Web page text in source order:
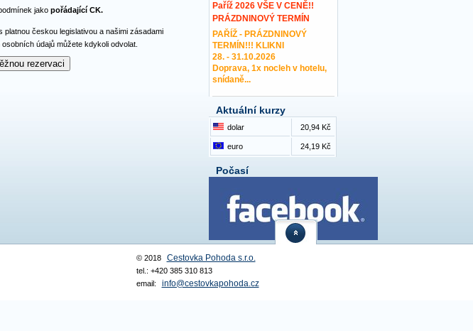
jako pořádající CK.
platnou českou legislativou a našimi zásadami
osobních údajů můžete kdykoli odvolat.
Paříž 2026 VŠE V CENĚ!!
PRÁZDNINOVÝ TERMÍN
PAŘÍŽ - PRÁZDNINOVÝ
TERMÍN!!! KLIKNI
28. - 31.10.2026
Doprava, 1x nocleh v hotelu,
snídaně...
Aktuální kurzy
dolar 20,94 Kč
euro 24,19 Kč
Počasí
© 2018 Cestovka Pohoda s.r.o.
tel.: +420 385 310 813
email:
info@cestovkapohoda.cz